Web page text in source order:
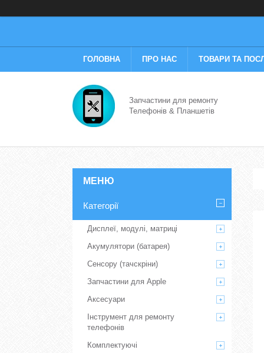
ГОЛОВНА ПРО НАС ТОВАРИ ТА
Запчастини для ремонту
Телефонів & Планшетів
Категорії
Дисплеї, модулі, матриці
Акумулятори (батарея)
Сенсору (тачскріни)
Запчастини для Apple
Аксесуари
Інструмент для ремонту
телефонів
Комплектуючі